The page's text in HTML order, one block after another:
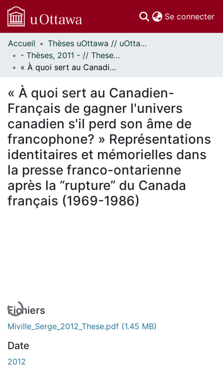
Se connecter
Communautés
et collections
Parcourir
Statistiques
À propos
Accueil
Thèses uOttawa // uOttawa Theses
- Thèses, 2011 - // Theses, 2011 -
« À quoi sert au Canadien-Français de gagner l'univers canadien s'il perd son âme de francophone? » Représentations identitaires et mémorielles dans la presse franco-ontarienne après la “rupture” du Canada français (1969-1986)
« À quoi sert au Canadien-
Français de gagner l'univers
canadien s'il perd son âme de
francophone? » Représentations
identitaires et mémorielles dans
la presse franco-ontarienne
après la “rupture” du Canada
français (1969-1986)
En cours de chargement...
Fichiers
Miville_Serge_2012_These.pdf (1.45 MB)
Date
2012